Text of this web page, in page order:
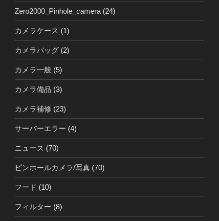
Zero2000_Pinhole_camera (24)
カメラケース (1)
カメラバッグ (2)
カメラ一般 (5)
カメラ備品 (3)
カメラ補修 (23)
サーバーエラー (4)
ニュース (70)
ピンホールカメラ/写真 (70)
フード (10)
フィルター (8)